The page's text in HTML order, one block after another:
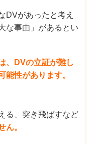
DVがあったと考え
な事由」があるとい
、DVの立証が難し
能性があります。
る、突き飛ばすなど
ん。